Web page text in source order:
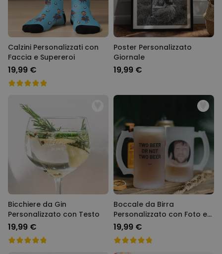
Calzini Personalizzati con
Faccia e Supereroi
19,99 €
Poster Personalizzato
Giornale
19,99 €
Bicchiere da Gin
Personalizzato con Testo
19,99 €
Boccale da Birra
Personalizzato con Foto e
Testo
19,99 €